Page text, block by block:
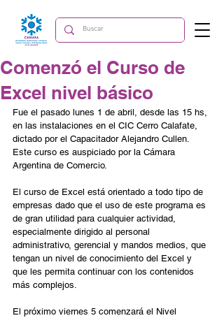
Comenzó el Curso de
Excel nivel básico
Fue el pasado lunes 1 de abril, desde las 15 hs,
en las instalaciones en el CIC Cerro Calafate,
dictado por el Capacitador Alejandro Cullen.
Este curso es auspiciado por la Cámara
Argentina de Comercio.
El curso de Excel está orientado a todo tipo de
empresas dado que el uso de este programa es
de gran utilidad para cualquier actividad,
especialmente dirigido al personal
administrativo, gerencial y mandos medios, que
tengan un nivel de conocimiento del Excel y
que les permita continuar con los contenidos
más complejos.
El próximo viernes 5 comenzará el Nivel